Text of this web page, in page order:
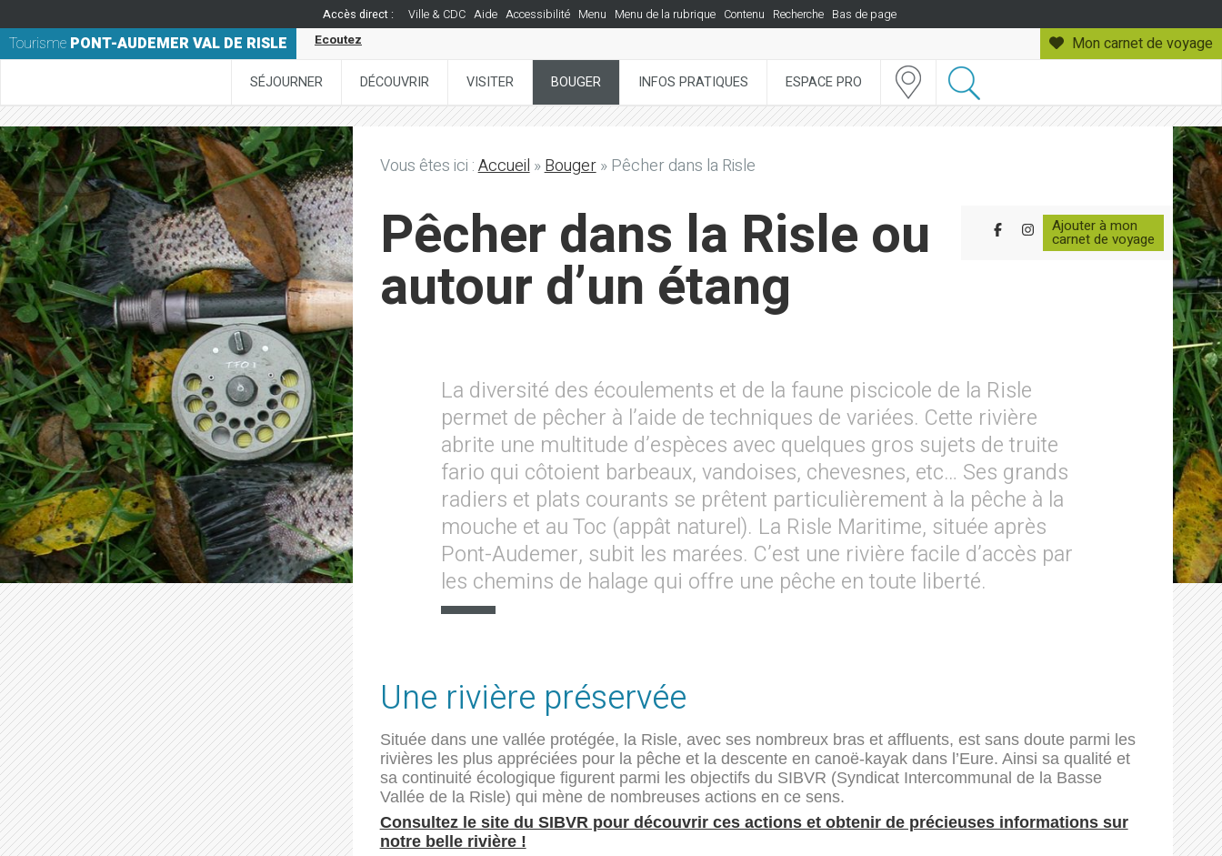
Accès direct : Ville & CDC Aide Accessibilité Menu Menu de la rubrique Contenu Recherche Bas de page
Tourisme PONT-AUDEMER VAL DE RISLE Ecoutez Mon carnetde voyage
SÉJOURNER DÉCOUVRIR VISITER BOUGER INFOS PRATIQUES ESPACE PRO
Vous êtes ici :Accueil»Bouger»Pêcher dans la Risle
Partager sur Facebook
Partager sur Instagram
Ajouter à mon
carnet de voyage
Pêcher dans la Risle ou
autour d’un étang
La diversité des écoulements et de la faune piscicole de la Risle
permet de pêcher à l’aide de techniques de variées. Cette rivière
abrite une multitude d’espèces avec quelques gros sujets de truite
fario qui côtoient barbeaux, vandoises, chevesnes, etc… Ses grands
radiers et plats courants se prêtent particulièrement à la pêche à la
mouche et au Toc (appât naturel). La Risle Maritime, située après
Pont-Audemer, subit les marées. C’est une rivière facile d’accès par
les chemins de halage qui offre une pêche en toute liberté.
Une rivière préservée
Située dans une vallée protégée, la Risle, avec ses nombreux bras et affluents, est sans doute parmi les
rivières les plus appréciées pour la pêche et la descente en canoë-kayak dans l’Eure. Ainsi sa qualité et
sa continuité écologique figurent parmi les objectifs du SIBVR (Syndicat Intercommunal de la Basse
Vallée de la Risle) qui mène de nombreuses actions en ce sens.
Consultez le site du SIBVR pour découvrir ces actions et obtenir de précieuses informations sur
notre belle rivière !